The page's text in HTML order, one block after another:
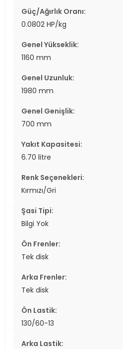
Güç/Ağırlık Oranı:
0.0802 HP/kg
Genel Yükseklik:
1160 mm
Genel Uzunluk:
1980 mm
Genel Genişlik:
700 mm
Yakıt Kapasitesi:
6.70 litre
Renk Seçenekleri:
Kırmızı/Gri
Şasi Tipi:
Bilgi Yok
Ön Frenler:
Tek disk
Arka Frenler:
Tek disk
Ön Lastik:
130/60-13
Arka Lastik: